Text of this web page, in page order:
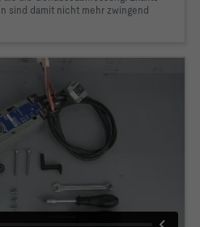
sind damit nicht mehr zwingend